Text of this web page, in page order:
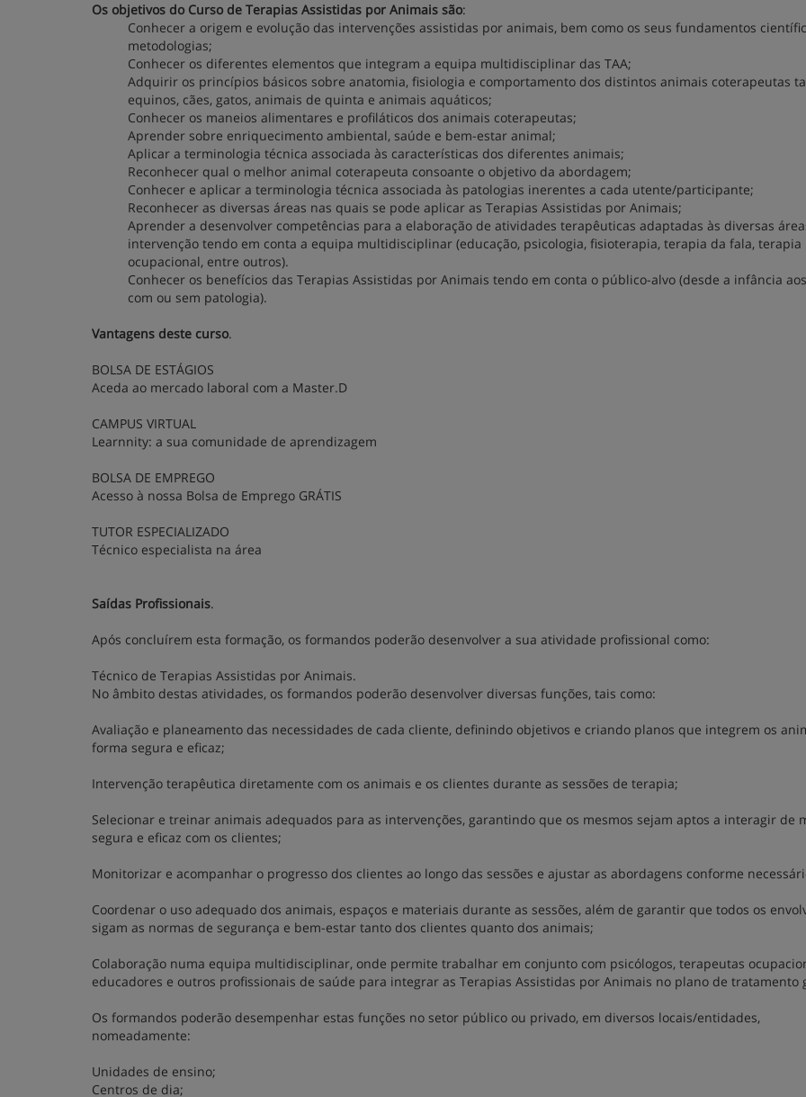
Os objetivos do Curso de Terapias Assistidas por Animais são:
Conhecer a origem e evolução das intervenções assistidas por animais, bem como os seus fundamentos
metodologias;
Conhecer os diferentes elementos que integram a equipa multidisciplinar das TAA;
Adquirir os princípios básicos sobre anatomia, fisiologia e comportamento dos distintos animais coterapeutas
equinos, cães, gatos, animais de quinta e animais aquáticos;
Conhecer os maneios alimentares e profiláticos dos animais coterapeutas;
Aprender sobre enriquecimento ambiental, saúde e bem-estar animal;
Aplicar a terminologia técnica associada às características dos diferentes animais;
Reconhecer qual o melhor animal coterapeuta consoante o objetivo da abordagem;
Conhecer e aplicar a terminologia técnica associada às patologias inerentes a cada utente/participante;
Reconhecer as diversas áreas nas quais se pode aplicar as Terapias Assistidas por Animais;
Aprender a desenvolver competências para a elaboração de atividades terapêuticas adaptadas às diversas
intervenção tendo em conta a equipa multidisciplinar (educação, psicologia, fisioterapia, terapia da fala, terapia
ocupacional, entre outros).
Conhecer os benefícios das Terapias Assistidas por Animais tendo em conta o público-alvo (desde a infância
com ou sem patologia).
Vantagens deste curso.
BOLSA DE ESTÁGIOS
Aceda ao mercado laboral com a Master.D
CAMPUS VIRTUAL
Learnnity: a sua comunidade de aprendizagem
BOLSA DE EMPREGO
Acesso à nossa Bolsa de Emprego GRÁTIS
TUTOR ESPECIALIZADO
Técnico especialista na área
Saídas Profissionais.
Após concluírem esta formação, os formandos poderão desenvolver a sua atividade profissional como:
Técnico de Terapias Assistidas por Animais.
No âmbito destas atividades, os formandos poderão desenvolver diversas funções, tais como:
Avaliação e planeamento das necessidades de cada cliente, definindo objetivos e criando planos que integrem os
forma segura e eficaz;
Intervenção terapêutica diretamente com os animais e os clientes durante as sessões de terapia;
Selecionar e treinar animais adequados para as intervenções, garantindo que os mesmos sejam aptos a interagir de
segura e eficaz com os clientes;
Monitorizar e acompanhar o progresso dos clientes ao longo das sessões e ajustar as abordagens conforme
Coordenar o uso adequado dos animais, espaços e materiais durante as sessões, além de garantir que todos os
sigam as normas de segurança e bem-estar tanto dos clientes quanto dos animais;
Colaboração numa equipa multidisciplinar, onde permite trabalhar em conjunto com psicólogos, terapeutas
educadores e outros profissionais de saúde para integrar as Terapias Assistidas por Animais no plano de tratamento
Os formandos poderão desempenhar estas funções no setor público ou privado, em diversos locais/entidades,
nomeadamente:
Unidades de ensino;
Centros de dia;